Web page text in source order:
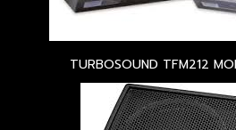
TURBOSOUND TFM212